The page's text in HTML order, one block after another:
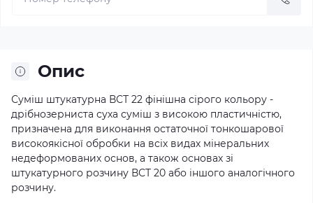
Опис
Суміш штукатурна ВСТ 22 фінішна сірого кольору -
дрібнозерниста суха суміш з високою пластичністю,
призначена для виконання остаточної тонкошарової
високоякісної обробки на всіх видах мінеральних
недеформованих основ, а також основах зі
штукатурного розчину ВСТ 20 або іншого аналогічного
розчину.